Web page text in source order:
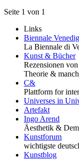
Seite 1 von 1
Links
Biennale Venedig
La Biennale di
Kunst & Bücher
Rezensionen
Theorie &
C&
Plattform for
Universes in
Artefakt
Ingo Arend
Äesthetik &
Kunstforum
wichtigste
Kunstblog